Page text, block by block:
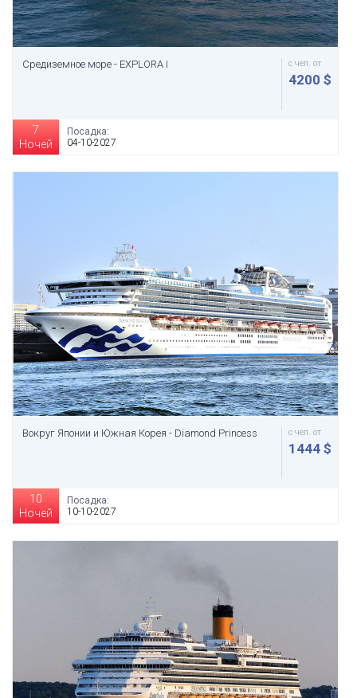
Средиземное море - EXPLORA I с чел. от
4200 $
7
Ночей
Посадка:
04-10-2027
Вокруг Японии и Южная Корея - Diamond Princess с чел. от
1444 $
10
Ночей
Посадка:
10-10-2027